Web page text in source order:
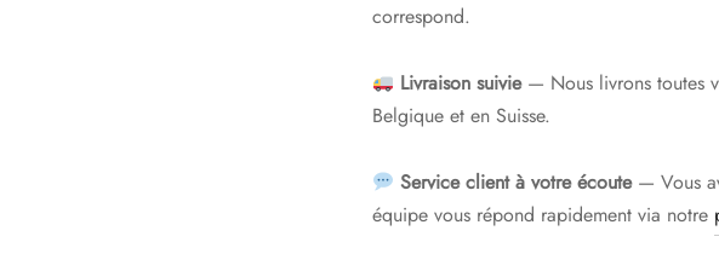
correspond.
Livraison suivie— Nous livrons toutes
Belgique et en Suisse.
Service client à votre écoute— Vous
équipe vous répond rapidement via notre